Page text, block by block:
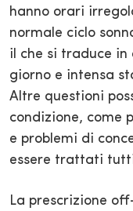
hanno orari
normale ciclo
il che si traduce
giorno e intensa
Altre questioni
condizione, come
e problemi di
essere trattati
La prescrizione